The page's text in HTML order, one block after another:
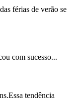
férias de verão se
com sucesso...
tendência